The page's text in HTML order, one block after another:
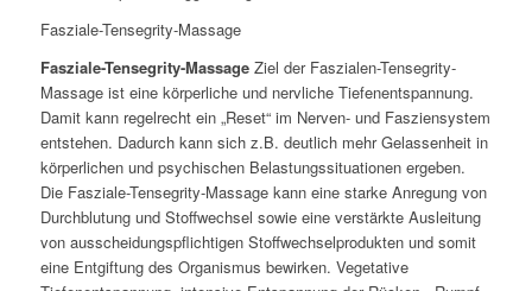
Fasziale-Tensegrity-Massage
Fasziale-Tensegrity-Massage Ziel der Faszialen-Tensegrity-
Massage ist eine körperliche und nervliche Tiefenentspannung.
Damit kann regelrecht ein „Reset“ im Nerven- und Fasziensystem
entstehen. Dadurch kann sich z.B. deutlich mehr Gelassenheit in
körperlichen und psychischen Belastungssituationen ergeben.
Die Fasziale-Tensegrity-Massage kann eine starke Anregung von
Durchblutung und Stoffwechsel sowie eine verstärkte Ausleitung
von ausscheidungspflichtigen Stoffwechselprodukten und somit
eine Entgiftung des Organismus bewirken. Vegetative